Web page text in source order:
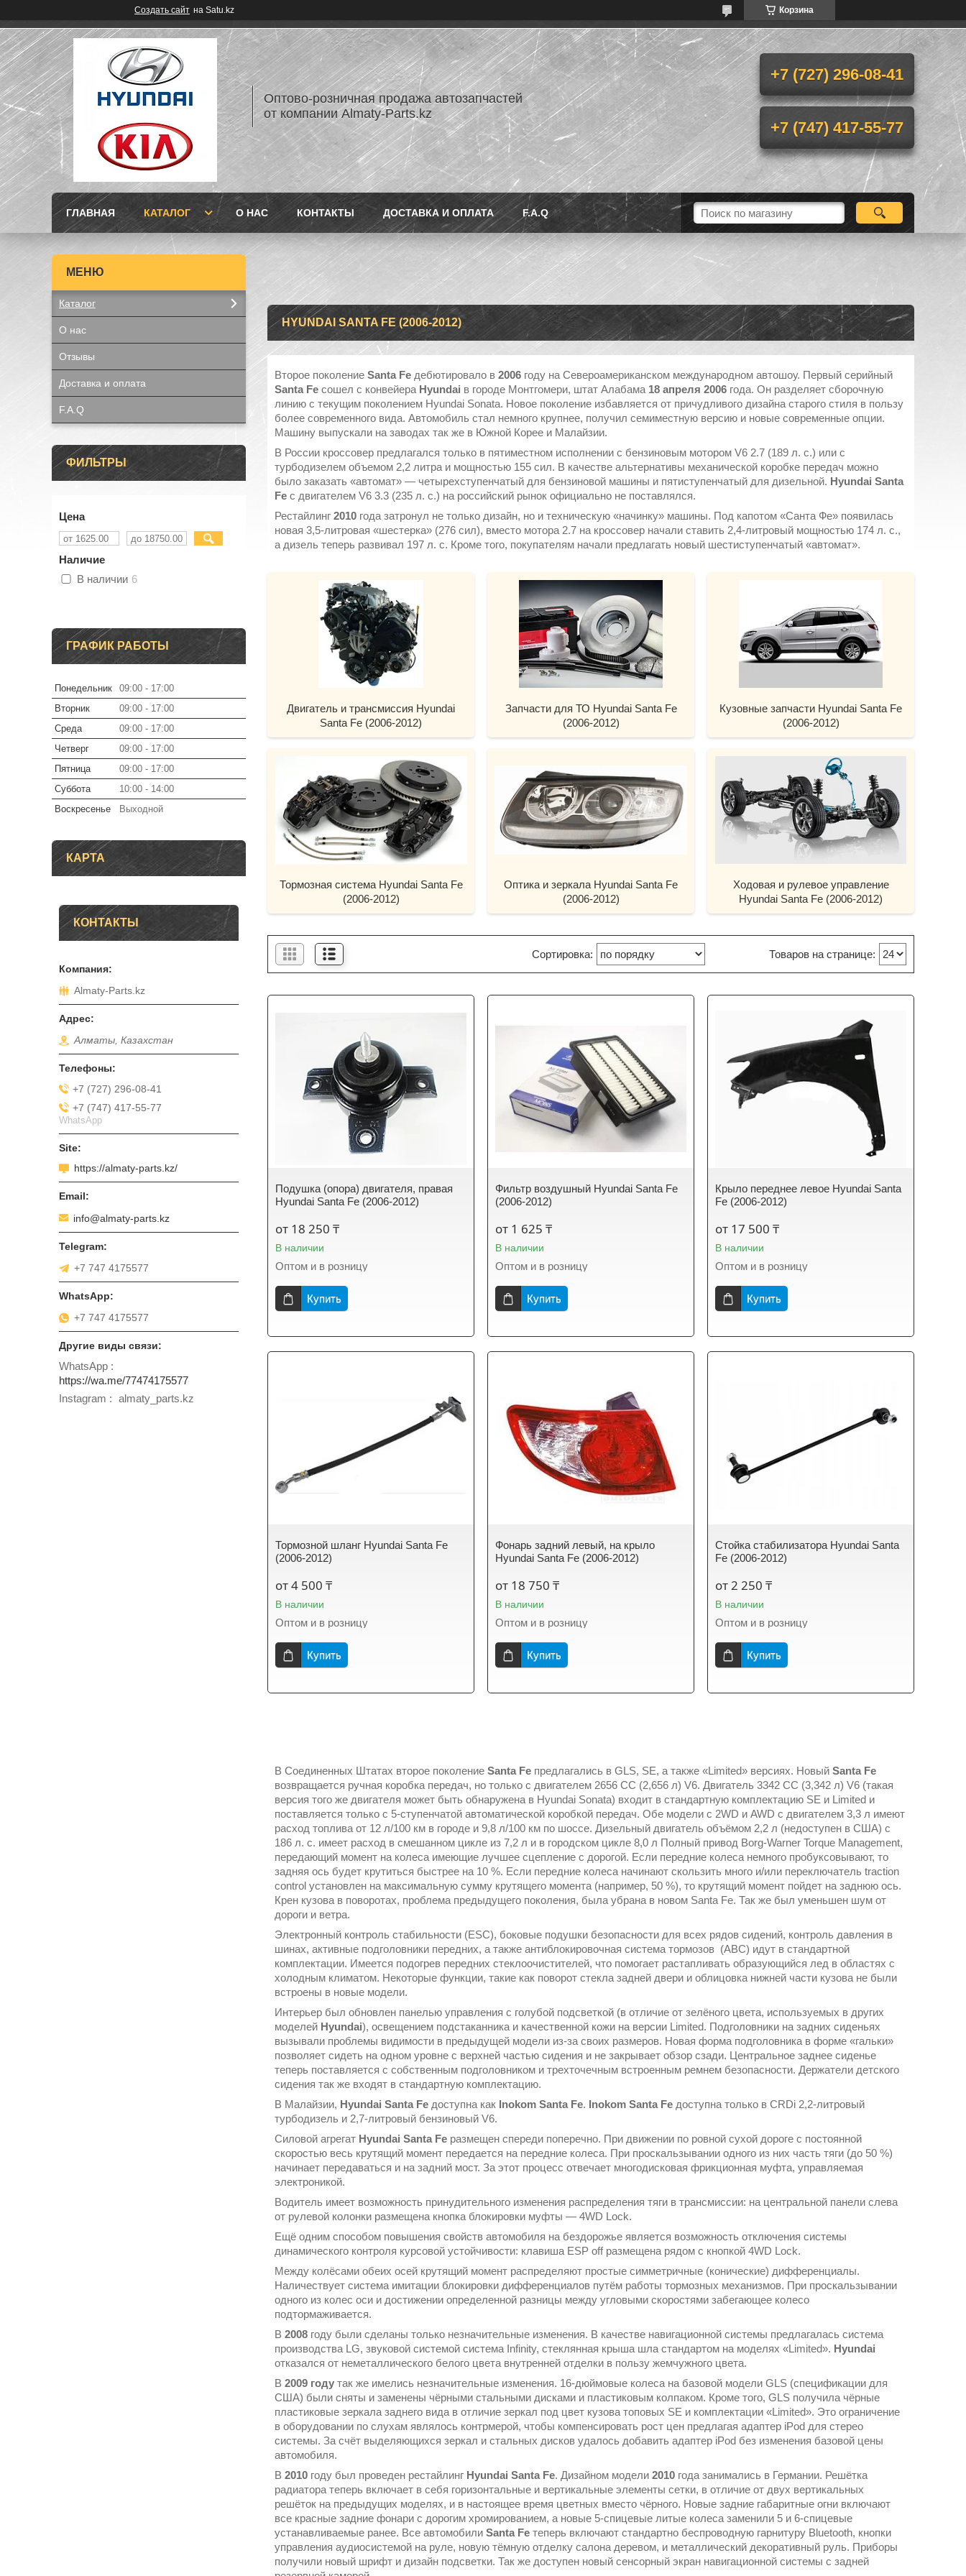
Создать сайт на Satu.kz Корзина
Оптово-розничная продажа автозапчастей
от компании Almaty-Parts.kz
+7 (727) 296-08-41
+7 (747) 417-55-77
ГЛАВНАЯ КАТАЛОГ О НАС КОНТАКТЫ ДОСТАВКА И ОПЛАТА F.A.Q
HYUNDAI SANTA FE (2006-2012)
Второе поколение Santa Fe дебютировало в 2006 году на Североамериканском международном автошоу. Первый серийный
Santa Fe сошел с конвейера Hyundai в городе Монтгомери, штат Алабама 18 апреля 2006 года. Он разделяет сборочную
линию с текущим поколением Hyundai Sonata. Новое поколение избавляется от причудливого дизайна старого стиля в пользу
более современного вида. Автомобиль стал немного крупнее, получил семиместную версию и новые современные опции.
Машину выпускали на заводах так же в Южной Корее и Малайзии.
В России кроссовер предлагался только в пятиместном исполнении с бензиновым мотором V6 2.7 (189 л. с.) или с
турбодизелем объемом 2,2 литра и мощностью 155 сил. В качестве альтернативы механической коробке передач можно
было заказать «автомат» — четырехступенчатый для бензиновой машины и пятиступенчатый для дизельной. Hyundai Santa
Fe с двигателем V6 3.3 (235 л. с.) на российский рынок официально не поставлялся.
Рестайлинг 2010 года затронул не только дизайн, но и техническую «начинку» машины. Под капотом «Санта Фе» появилась
новая 3,5-литровая «шестерка» (276 сил), вместо мотора 2.7 на кроссовер начали ставить 2,4-литровый мощностью 174 л. с.,
а дизель теперь развивал 197 л. с. Кроме того, покупателям начали предлагать новый шестиступенчатый «автомат».
Двигатель и трансмиссия Hyundai
Santa Fe (2006-2012)
Запчасти для ТО Hyundai Santa Fe
(2006-2012)
Кузовные запчасти Hyundai Santa Fe
(2006-2012)
Тормозная система Hyundai Santa Fe
(2006-2012)
Оптика и зеркала Hyundai Santa Fe
(2006-2012)
Ходовая и рулевое управление
Hyundai Santa Fe (2006-2012)
Подушка (опора) двигателя, правая
Hyundai Santa Fe (2006-2012)
от 18 250 ₸
В наличии
Оптом и в розницу
Купить
Фильтр воздушный Hyundai Santa Fe
(2006-2012)
от 1 625 ₸
В наличии
Оптом и в розницу
Купить
Крыло переднее левое Hyundai Santa
Fe (2006-2012)
от 17 500 ₸
В наличии
Оптом и в розницу
Купить
Тормозной шланг Hyundai Santa Fe
(2006-2012)
от 4 500 ₸
В наличии
Оптом и в розницу
Купить
Фонарь задний левый, на крыло
Hyundai Santa Fe (2006-2012)
от 18 750 ₸
В наличии
Оптом и в розницу
Купить
Стойка стабилизатора Hyundai Santa
Fe (2006-2012)
от 2 250 ₸
В наличии
Оптом и в розницу
Купить
В Соединенных Штатах второе поколение Santa Fe предлагались в GLS, SE, а также «Limited» версиях. Новый Santa Fe
возвращается ручная коробка передач, но только с двигателем 2656 CC (2,656 л) V6. Двигатель 3342 CC (3,342 л) V6 (такая
версия того же двигателя может быть обнаружена в Hyundai Sonata) входит в стандартную комплектацию SE и Limited и
поставляется только с 5-ступенчатой автоматической коробкой передач. Обе модели с 2WD и AWD с двигателем 3,3 л имеют
расход топлива от 12 л/100 км в городе и 9,8 л/100 км по шоссе. Дизельный двигатель объёмом 2,2 л (недоступен в США) с
186 л. с. имеет расход в смешанном цикле из 7,2 л и в городском цикле 8,0 л Полный привод Borg-Warner Torque Management,
передающий момент на колеса имеющие лучшее сцепление с дорогой. Если передние колеса немного пробуксовывают, то
задняя ось будет крутиться быстрее на 10 %. Если передние колеса начинают скользить много и/или переключатель traction
control установлен на максимальную сумму крутящего момента (например, 50 %), то крутящий момент пойдет на заднюю ось.
Крен кузова в поворотах, проблема предыдущего поколения, была убрана в новом Santa Fe. Так же был уменьшен шум от
дороги и ветра.
Электронный контроль стабильности (ESC), боковые подушки безопасности для всех рядов сидений, контроль давления в
шинах, активные подголовники передних, а также антиблокировочная система тормозов (ABC) идут в стандартной
комплектации. Имеется подогрев передних стеклоочистителей, что помогает растапливать образующийся лед в областях с
холодным климатом. Некоторые функции, такие как поворот стекла задней двери и облицовка нижней части кузова не были
встроены в новые модели.
Интерьер был обновлен панелью управления с голубой подсветкой (в отличие от зелёного цвета, используемых в других
моделей Hyundai), освещением подстаканника и качественной кожи на версии Limited. Подголовники на задних сиденьях
вызывали проблемы видимости в предыдущей модели из-за своих размеров. Новая форма подголовника в форме «гальки»
позволяет сидеть на одном уровне с верхней частью сидения и не закрывает обзор сзади. Центральное заднее сиденье
теперь поставляется с собственным подголовником и трехточечным встроенным ремнем безопасности. Держатели детского
сидения так же входят в стандартную комплектацию.
В Малайзии, Hyundai Santa Fe доступна как Inokom Santa Fe. Inokom Santa Fe доступна только в CRDi 2,2-литровый
турбодизель и 2,7-литровый бензиновый V6.
Силовой агрегат Hyundai Santa Fe размещен спереди поперечно. При движении по ровной сухой дороге с постоянной
скоростью весь крутящий момент передается на передние колеса. При проскальзывании одного из них часть тяги (до 50 %)
начинает передаваться и на задний мост. За этот процесс отвечает многодисковая фрикционная муфта, управляемая
электроникой.
Водитель имеет возможность принудительного изменения распределения тяги в трансмиссии: на центральной панели слева
от рулевой колонки размещена кнопка блокировки муфты — 4WD Lock.
Ещё одним способом повышения свойств автомобиля на бездорожье является возможность отключения системы
динамического контроля курсовой устойчивости: клавиша ESP off размещена рядом с кнопкой 4WD Lock.
Между колёсами обеих осей крутящий момент распределяют простые симметричные (конические) дифференциалы.
Наличествует система имитации блокировки дифференциалов путём работы тормозных механизмов. При проскальзывании
одного из колес оси и достижении определенной разницы между угловыми скоростями забегающее колесо
подтормаживается.
В 2008 году были сделаны только незначительные изменения. В качестве навигационной системы предлагалась система
производства LG, звуковой системой система Infinity, стеклянная крыша шла стандартом на моделях «Limited». Hyundai
отказался от неметаллического белого цвета внутренней отделки в пользу жемчужного цвета.
В 2009 году так же имелись незначительные изменения. 16-дюймовые колеса на базовой модели GLS (спецификации для
США) были сняты и заменены чёрными стальными дисками и пластиковым колпаком. Кроме того, GLS получила чёрные
пластиковые зеркала заднего вида в отличие зеркал под цвет кузова топовых SE и комплектации «Limited». Это ограничение
в оборудовании по слухам являлось контрмерой, чтобы компенсировать рост цен предлагая адаптер iPod для стерео
системы. За счёт выделяющихся зеркал и стальных дисков удалось добавить адаптер iPod без изменения базовой цены
автомобиля.
В 2010 году был проведен рестайлинг Hyundai Santa Fe. Дизайном модели 2010 года занимались в Германии. Решётка
радиатора теперь включает в себя горизонтальные и вертикальные элементы сетки, в отличие от двух вертикальных
решёток на предыдущих моделях, и в настоящее время цветных вместо чёрного. Новые задние габаритные огни включают
все красные задние фонари с дорогим хромированием, а новые 5-спицевые литые колеса заменили 5 и 6-спицевые
устанавливаемые ранее. Все автомобили Santa Fe теперь включают стандартно беспроводную гарнитуру Bluetooth, кнопки
управления аудиосистемой на руле, новую тёмную отделку салона деревом, и металлический декоративный руль. Приборы
получили новый шрифт и дизайн подсветки. Так же доступен новый сенсорный экран навигационной системы с задней
Каталог
О нас
Отзывы
Доставка и оплата
F.A.Q
ФИЛЬТРЫ
Цена
Наличие
В наличии 6
ГРАФИК РАБОТЫ
Понедельник 09:00
17:00
Вторник
09:00
17:00
Среда
09:00
17:00
Четверг
09:00
17:00
Пятница
09:00
17:00
Суббота
10:00
14:00
Воскресенье
Выходной
КАРТА
КОНТАКТЫ
Almaty-Parts.kz
Алматы, Казахстан
+7 (727) 296-08-41
+7 (747) 417-55-77
WhatsApp
https://almaty-parts.kz/
info@almaty-parts.kz
+7 747 4175577
+7 747 4175577
WhatsApp
https://wa.me/77474175577
Instagram
almaty_parts.kz